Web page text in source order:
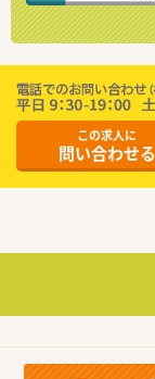
この求人に
問い合わせる